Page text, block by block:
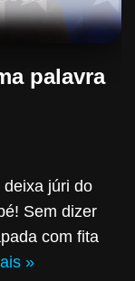
palavra
júri do
Sem dizer
com fita
»